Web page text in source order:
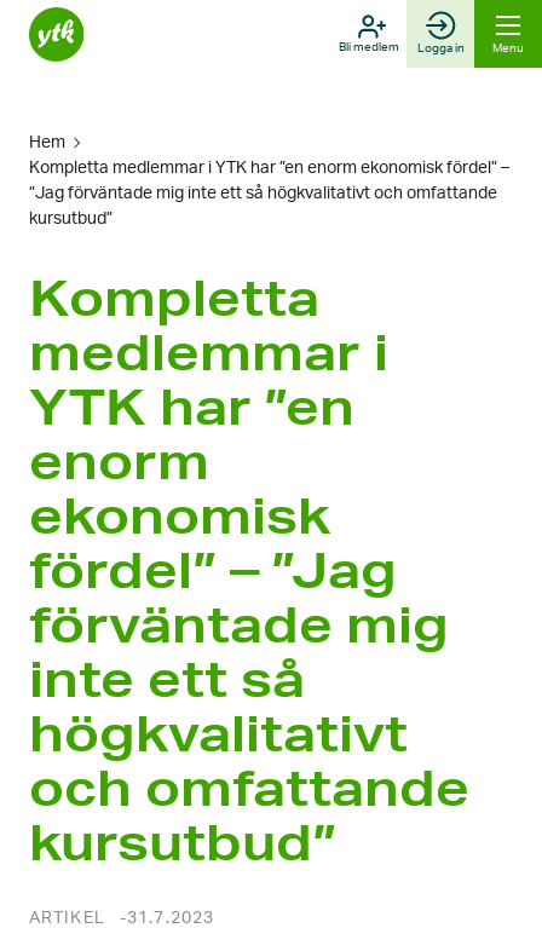
Skip
Bli medlem Logga in Menu
Hem
Kompletta medlemmar i YTK har ”en enorm ekonomisk fördel” –
”Jag förväntade mig inte ett så högkvalitativt och omfattande
kursutbud”
Kompletta
medlemmar i
YTK har ”en
enorm
ekonomisk
fördel” – ”Jag
förväntade mig
inte ett så
högkvalitativt
och omfattande
kursutbud”
ARTIKEL 31.7.2023